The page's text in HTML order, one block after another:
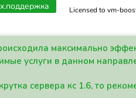
Licensed to vm-
максимально
услуги в данном
сервера кс 1.6, то